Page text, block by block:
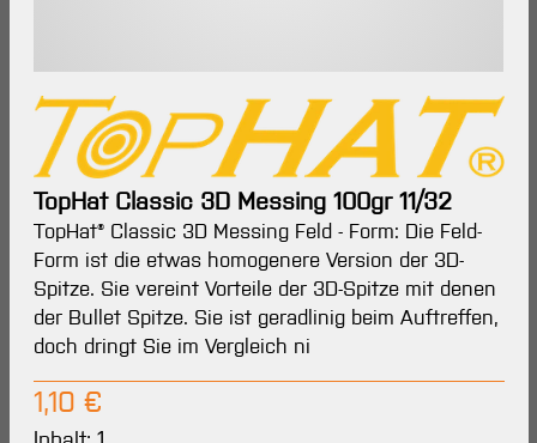
TopHat Classic 3D Messing 100gr 11/32
TopHat® Classic 3D Messing Feld - Form: Die Feld-
Form ist die etwas homogenere Version der 3D-
Spitze. Sie vereint Vorteile der 3D-Spitze mit denen
der Bullet Spitze. Sie ist geradlinig beim Auftreffen,
doch dringt Sie im Vergleich ni
Regulärer Preis:
1,10 €